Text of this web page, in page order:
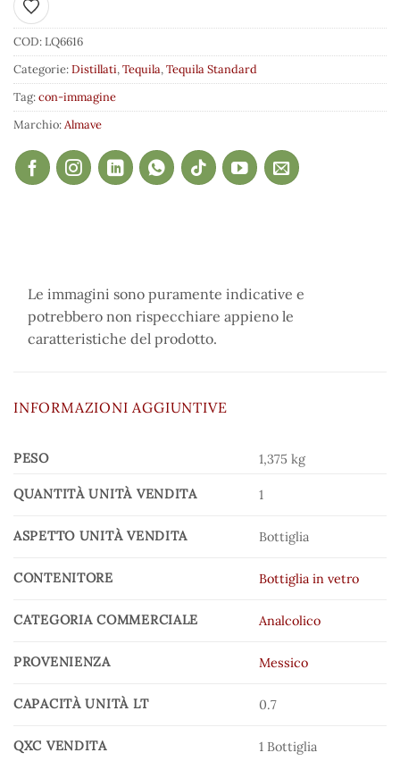
Aggiungi ai preferiti
COD:LQ6616
Categorie:Distillati,Tequila,Tequila Standard
Tag:con-immagine
Marchio:Almave
Le immagini sono puramente indicative e
potrebbero non rispecchiare appieno le
caratteristiche del prodotto.
INFORMAZIONI AGGIUNTIVE
PESO 1,375 kg
QUANTITÀ UNITÀ VENDITA 1
ASPETTO UNITÀ VENDITA Bottiglia
CONTENITORE Bottiglia in vetro
CATEGORIA COMMERCIALE Analcolico
PROVENIENZA Messico
CAPACITÀ UNITÀ LT 0.7
QXC VENDITA 1 Bottiglia